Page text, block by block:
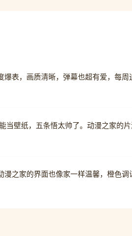
表，画质清晰，弹幕也超有爱，每
壁纸，五条悟太帅了。动漫之家的片
之家的界面也像家一样温馨，橙色调